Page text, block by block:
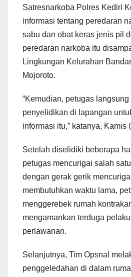
Satresnarkoba Polres Kediri
informasi tentang peredaran
sabu dan obat keras jenis pil
peredaran narkoba itu
Lingkungan Kelurahan
Mojoroto.
“Kemudian, petugas
penyelidikan di lapangan
informasi itu,” katanya, Kamis
Setelah diselidiki beberapa
petugas mencurigai salah
dengan gerak gerik
membutuhkan waktu lama,
menggerebek rumah
mengamankan terduga
perlawanan.
Selanjutnya, Tim Opsnal
penggeledahan di dalam